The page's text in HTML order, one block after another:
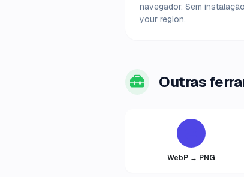
navegador. Sem
your region.
Outras
WebP → PNG